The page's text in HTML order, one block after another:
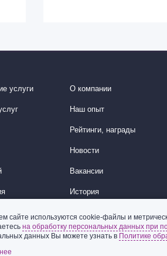
услуги О компании
Наш опыт
Рейтинги, награды
Новости
Вакансии
История
сайте используются cookie-файлы и
на обработку персональных данных при
данных Вы можете узнать в Политике